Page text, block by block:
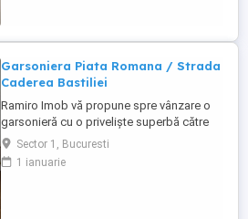
Garsoniera Piata Romana / Strada
Caderea Bastiliei
Ramiro Imob vă propune spre vânzare o
garsonieră cu o priveliște superbă către
rondul de la Piața Romană. Situată la etajul
7 din 7, într-un imobil construit în anul
1938. Suprafață: 30 mp Vedere
Sector 1, Bucuresti
1 ianuarie